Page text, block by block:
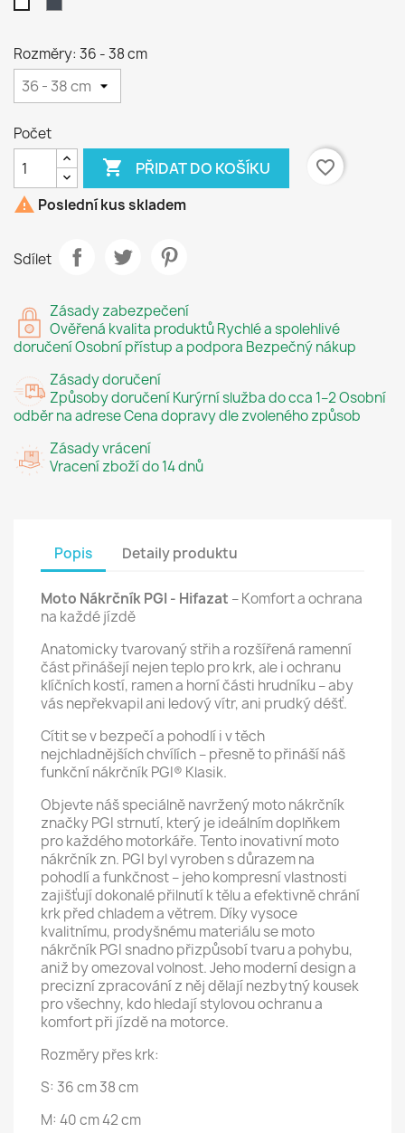
Rozměry: 36 - 38 cm
Počet
 PŘIDAT DO KOŠÍKU
favorite_border
 Poslední kus skladem
Sdílet
Zásady zabezpečení
Ověřená kvalita produktů Rychlé a spolehlivé
doručení Osobní přístup a podpora Bezpečný nákup
Zásady doručení
Způsoby doručení Kurýrní služba do cca 1–2 Osobní
odběr na adrese Cena dopravy dle zvoleného způsob
Zásady vrácení
Vracení zboží do 14 dnů
Popis Detaily produktu
Moto Nákrčník PGI - Hifazat – Komfort a ochrana
na každé jízdě
Anatomicky tvarovaný střih a rozšířená ramenní
část přinášejí nejen teplo pro krk, ale i ochranu
klíčních kostí, ramen a horní části hrudníku – aby
vás nepřekvapil ani ledový vítr, ani prudký déšť.
Cítit se v bezpečí a pohodlí i v těch
nejchladnějších chvílích – přesně to přináší náš
funkční nákrčník PGI® Klasik.
Objevte náš speciálně navržený moto nákrčník
značky PGI strnutí, který je ideálním doplňkem
pro každého motorkáře. Tento inovativní moto
nákrčník zn. PGI byl vyroben s důrazem na
pohodlí a funkčnost – jeho kompresní vlastnosti
zajišťují dokonalé přilnutí k tělu a efektivně chrání
krk před chladem a větrem. Díky vysoce
kvalitnímu, prodyšnému materiálu se moto
nákrčník PGI snadno přizpůsobí tvaru a pohybu,
aniž by omezoval volnost. Jeho moderní design a
precizní zpracování z něj dělají nezbytný kousek
pro všechny, kdo hledají stylovou ochranu a
komfort při jízdě na motorce.
Rozměry přes krk:
S: 36 cm 38 cm
M: 40 cm 42 cm